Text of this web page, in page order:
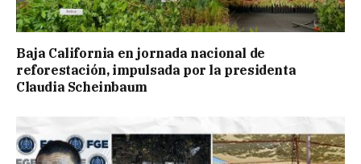
Baja California en jornada nacional de
reforestación, impulsada por la presidenta
Claudia Scheinbaum